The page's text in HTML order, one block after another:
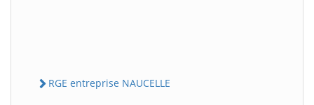
RGE entreprise NAUCELLE